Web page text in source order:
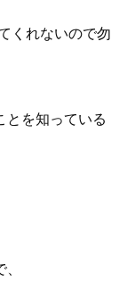
くれないので勿
とを知っている